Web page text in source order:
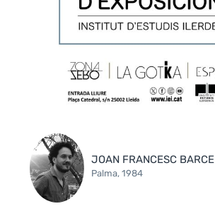
JOAN FRANCESC
Palma, 1984